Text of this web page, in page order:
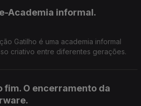
Academia informal.
academia informal
criativo entre diferentes gerações.
fim. O encerramento da